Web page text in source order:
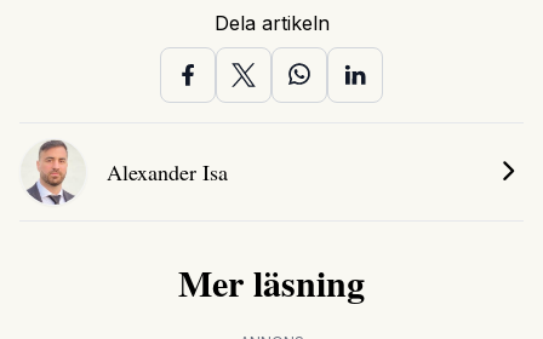
Dela artikeln
Alexander Isa
Mer läsning